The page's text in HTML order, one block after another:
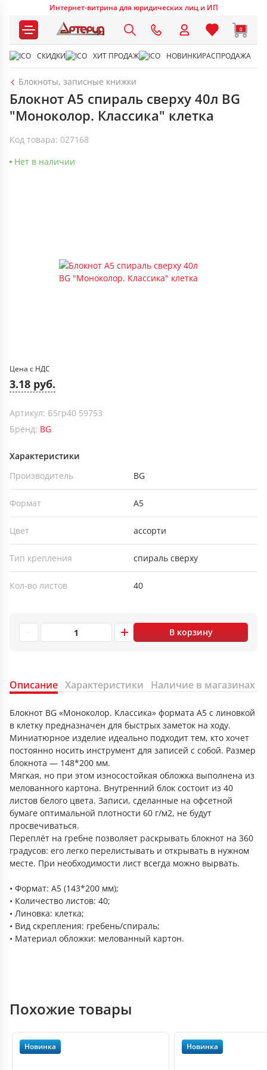
Интернет-витрина для юридических лиц и ИП
0
СКИДКИ ХИТ ПРОДАЖ НОВИНКИРАСПРОДАЖА
Блокноты, записные книжки
Блокнот А5 спираль сверху 40л BG
"Моноколор. Классика" клетка
Код товара: 027168
Нет в наличии
Цена с НДС
3.18 руб.
Артикул: Б5гр40 59753
Бренд: BG
Характеристики
Производитель
BG
Формат А5
Цвет ассорти
Тип крепления спираль сверху
Кол-во листов 40
В корзину
Описание Характеристики Наличие в магазинах
Блокнот BG «Моноколор. Классика» формата А5 с линовкой
в клетку предназначен для быстрых заметок на ходу.
Миниатюрное изделие идеально подходит тем, кто хочет
постоянно носить инструмент для записей с собой. Размер
блокнота — 148*200 мм.
Мягкая, но при этом износостойкая обложка выполнена из
мелованного картона. Внутренний блок состоит из 40
листов белого цвета. Записи, сделанные на офсетной
бумаге оптимальной плотности 60 г/м2, не будут
просвечиваться.
Переплёт на гребне позволяет раскрывать блокнот на 360
градусов: его легко перелистывать и открывать в нужном
месте. При необходимости лист всегда можно вырвать.
• Формат: А5 (143*200 мм);
• Количество листов: 40;
• Линовка: клетка;
• Вид скрепления: гребень/спираль;
• Материал обложки: мелованный картон.
Похожие товары
Новинка Новинка